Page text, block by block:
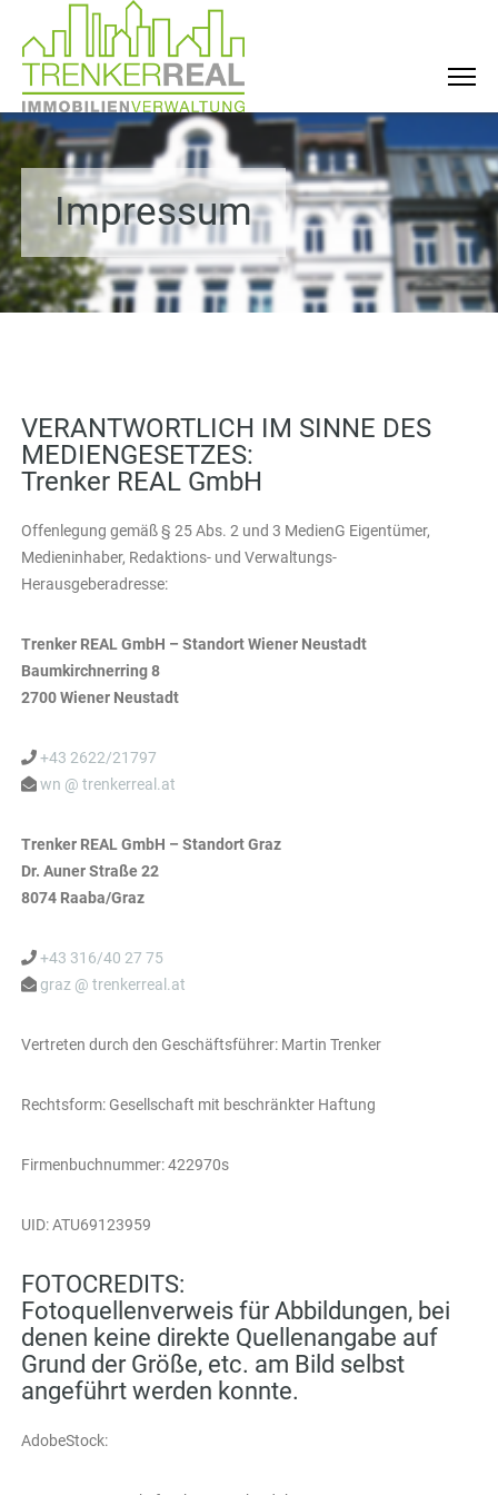
Impressum
VERANTWORTLICH IM SINNE DES
MEDIENGESETZES:
Trenker REAL GmbH
Offenlegung gemäß § 25 Abs. 2 und 3 MedienG Eigentümer,
Medieninhaber, Redaktions- und Verwaltungs-
Herausgeberadresse:
Trenker REAL GmbH – Standort Wiener Neustadt
Baumkirchnerring 8
2700 Wiener Neustadt
+43 2622/21797
wn @ trenkerreal.at
Trenker REAL GmbH – Standort Graz
Dr. Auner Straße 22
8074 Raaba/Graz
+43 316/40 27 75
graz @ trenkerreal.at
Vertreten durch den Geschäftsführer: Martin Trenker
Rechtsform: Gesellschaft mit beschränkter Haftung
Firmenbuchnummer: 422970s
UID: ATU69123959
FOTOCREDITS:
Fotoquellenverweis für Abbildungen, bei
denen keine direkte Quellenangabe auf
Grund der Größe, etc. am Bild selbst
angeführt werden konnte.
AdobeStock: